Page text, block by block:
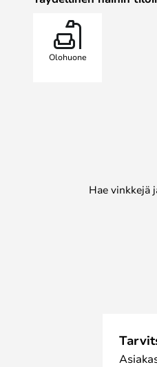
Olohuone
Hae vinkkejä